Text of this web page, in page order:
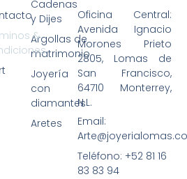
Cadenas
y Dijes
Argollas de
matrimonio
Joyería
con
diamantes
Aretes
&
Oficina Central:
Avenida Ignacio
Morones Prieto
2805, Lomas de
San Francisco,
64710 Monterrey,
N.L.
Email:
Teléfono: +52 81 16
83 83 94